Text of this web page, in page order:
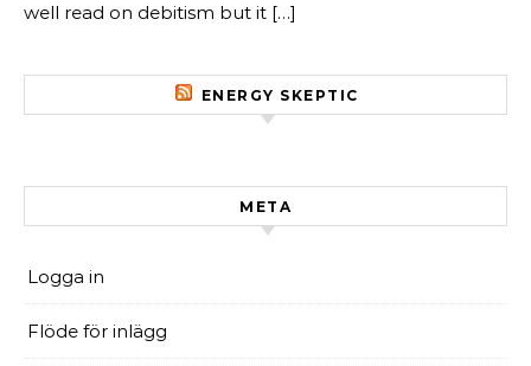
well read on debitism but it […]
ENERGY SKEPTIC
META
Logga in
Flöde för inlägg